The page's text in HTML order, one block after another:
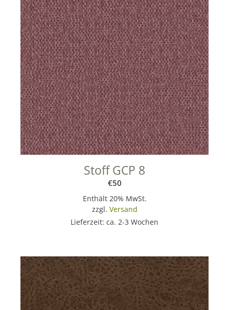
Stoff GCP 8
€50
Enthält 20% MwSt.
zzgl. Versand
Lieferzeit: ca. 2-3 Wochen